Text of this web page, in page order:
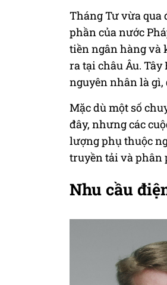
Tháng Tư vừa qua
phần của nước
tiền ngân hàng và
ra tại châu Âu.
nguyên nhân là gì,
Mặc dù một số
đây, nhưng các
lượng phụ thuộc
truyền tải và phân
Nhu cầu